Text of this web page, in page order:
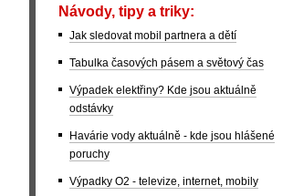
Návody, tipy a triky:
Jak sledovat mobil partnera a dětí
Tabulka časových pásem a světový čas
Výpadek elektřiny? Kde jsou aktuálně
odstávky
Havárie vody aktuálně - kde jsou hlášené
poruchy
Výpadky O2 - televize, internet, mobily